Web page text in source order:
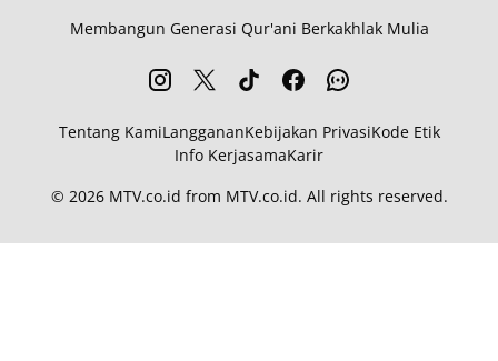
Membangun Generasi Qur'ani Berkakhlak Mulia
Tentang KamiLanggananKebijakan PrivasiKode Etik
Info KerjasamaKarir
© 2026 MTV.co.id from MTV.co.id. All rights reserved.